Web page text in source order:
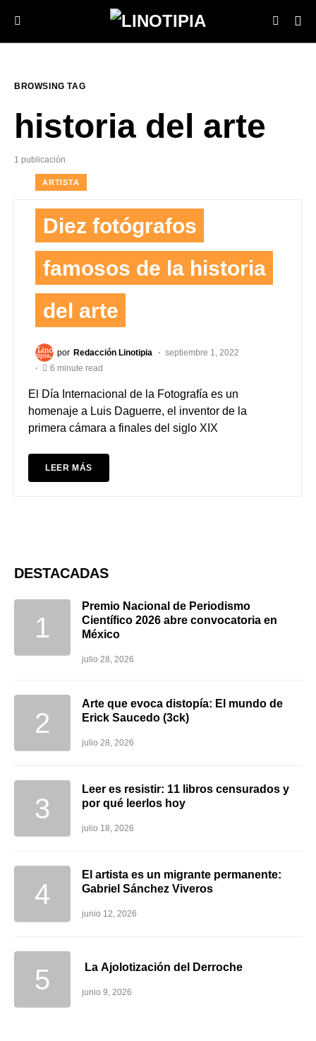
BROWSING TAG
historia del arte
1 publicación
ARTISTA
Diez fotógrafos
famosos de la historia
del arte
por Redacción Linotipia
septiembre 1, 2022
6 minute read
El Día Internacional de la Fotografía es un
homenaje a Luis Daguerre, el inventor de la
primera cámara a finales del siglo XIX
LEER MÁS
DESTACADAS
Premio Nacional de Periodismo
Científico 2026 abre convocatoria en
México
julio 28, 2026
Arte que evoca distopía: El mundo de
Erick Saucedo (3ck)
julio 28, 2026
Leer es resistir: 11 libros censurados y
por qué leerlos hoy
julio 18, 2026
El artista es un migrante permanente:
Gabriel Sánchez Viveros
junio 12, 2026
La Ajolotización del Derroche
junio 9, 2026